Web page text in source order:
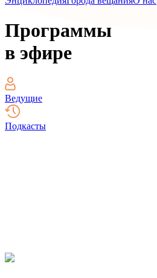
Программы
в эфире
Ведущие
Подкасты